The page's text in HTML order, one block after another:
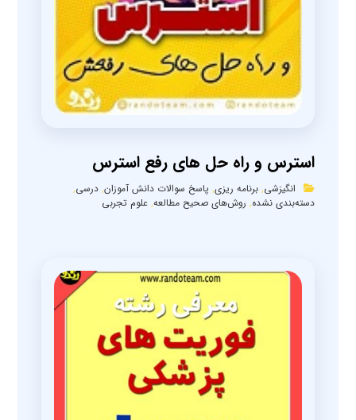
استرس و راه حل های رفع استرس
انگیزشی,برنامه ریزی, پاسخ سوالات دانش آموزان,درسی,
دسته‌بندی نشده, روش‌های صحیح مطالعه,علوم تجربی